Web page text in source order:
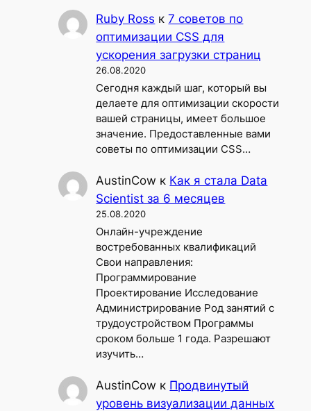
Ruby Ross к7 советов по
оптимизации CSS для
ускорения загрузки страниц
26.08.2020
Сегодня каждый шаг, который вы
делаете для оптимизации скорости
вашей страницы, имеет большое
значение. Предоставленные вами
советы по оптимизации CSS…
AustinCow к Как я стала Data
Scientist за 6 месяцев
25.08.2020
Онлайн-учреждение
востребованных квалификаций
Свои направления:
Программирование
Проектирование Исследование
Администрирование Род занятий с
трудоустройством Программы
сроком больше 1 года. Разрешают
изучить…
AustinCow к Продвинутый
уровень визуализации данных